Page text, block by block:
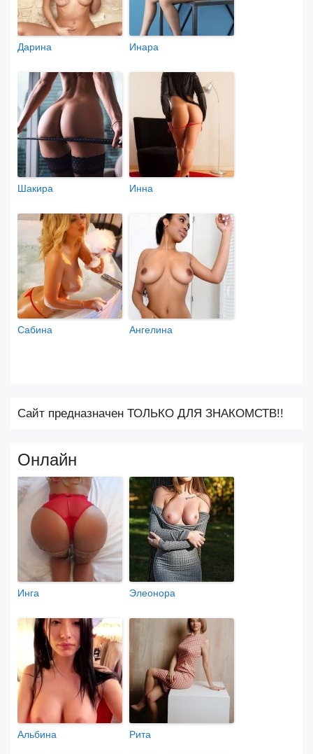
Дарина Инара
Шакира Инна
Сабина Ангелина
Сайт предназначен ТОЛЬКО ДЛЯ ЗНАКОМСТВ!!
Онлайн
Инга Элеонора
Альбина Рита